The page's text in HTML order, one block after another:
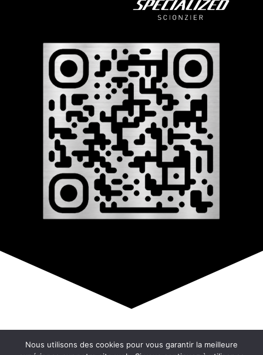
© Copyright 2026 –808
Mentions Légales – RGPD – Protection de la
Nous utilisons des cookies pour vous garantir la meilleure